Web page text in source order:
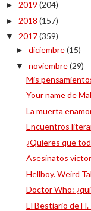
► 2019 (204)
► 2018 (157)
▼ 2017(359)
► diciembre(15)
▼ noviembre(29)
Mis
Your name de
La muerta
Encuentros
¿Quieres que
Asesinatos
Hellboy. Weird
Doctor Who:
El Bestiario de